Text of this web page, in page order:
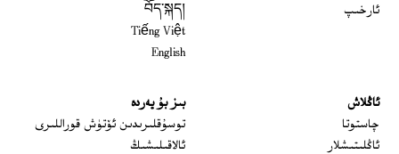
ئارخىپ
བོད་སྐད།
Tiếng Việt
English
ئاڭلاش
چاستوتا
ئاڭلىتىشلار
بىز بۇ يەردە
توسۇقلىرىدىن ئۆتۈش قوراللىرى
ئالاقىلىشىڭ